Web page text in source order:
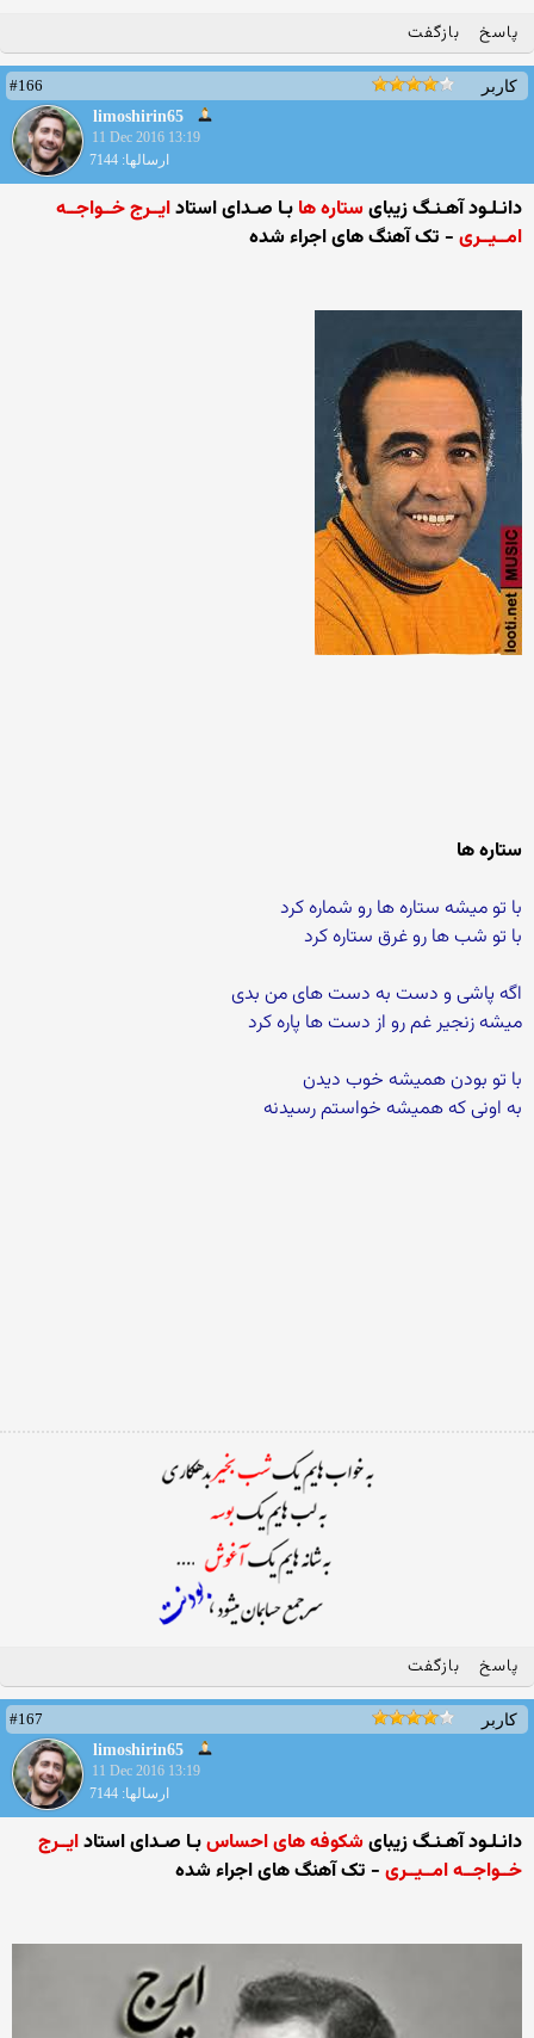
پاسخ بازگفت
کاربر
#166
limoshirin65
11 Dec 2016 13:19
ارسالها: 7144
دانـلـود آهـنـگ زیبایستاره ها بـا صـدای استادایــرج خــواجــه
امــیــری - تک آهنگ های اجراء شده
ستاره ها
با تو میشه ستاره ها رو شماره کرد
با تو شب ها رو غرق ستاره کرد
اگه پاشی و دست به دست های من بدی
میشه زنجیر غم رو از دست ها پاره کرد
با تو بودن همیشه خوب دیدن
به اونی که همیشه خواستم رسیدنه
پاسخ بازگفت
کاربر
#167
limoshirin65
11 Dec 2016 13:19
ارسالها: 7144
دانـلـود آهـنـگ زیبایشکوفه های احساسبـا صـدای استادایــرج
خــواجــه امــیــری - تک آهنگ های اجراء شده